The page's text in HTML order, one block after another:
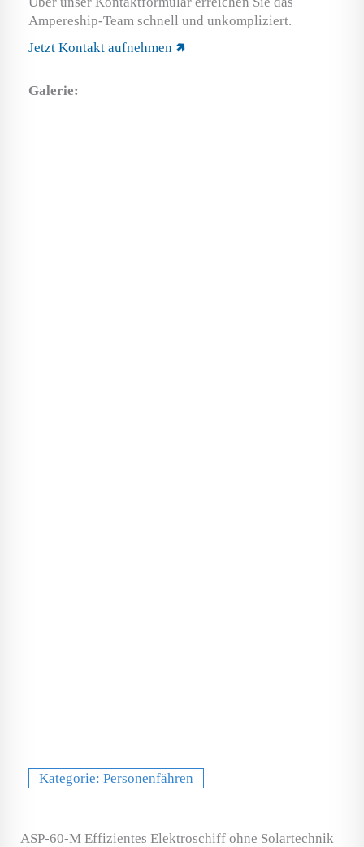
Ampereship-Team schnell und unkompliziert.
Jetzt Kontakt aufnehmen 🢅
Galerie:
Kategorie: Personenfähren
ASP-60-M Effizientes Elektroschiff ohne Solartechnik